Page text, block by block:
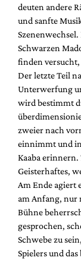
deuten andere
und sanfte
Schwarzen
finden
Der letzte Teil
Unterwerfung
wird bestimmt
zweier nach
einnimmt und
Kaaba
Geisterhaftes,
Am Ende agiert
am Anfang, nur
Bühne
gesprochen,
Schwebe zu
Spielers und